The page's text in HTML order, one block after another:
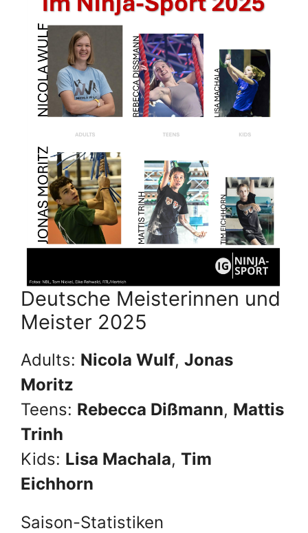
Deutsche Meisterinnen und
Meister 2025
Adults: Nicola Wulf, Jonas
Moritz
Teens: Rebecca Dißmann, Mattis
Trinh
Kids: Lisa Machala, Tim
Eichhorn
Saison-Statistiken